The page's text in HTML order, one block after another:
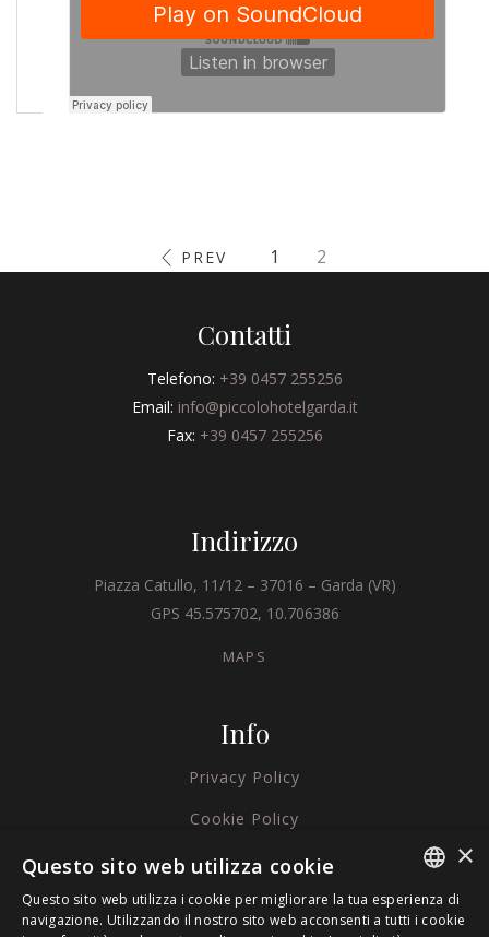
PREV 1 2
Contatti
Telefono: +39 0457 255256
Email: info@piccolohotelgarda.it
Fax: +39 0457 255256
Indirizzo
Piazza Catullo, 11/12 – 37016 – Garda (VR)
GPS 45.575702, 10.706386
MAPS
Info
Privacy Policy
Cookie Policy
Credits
ITALIAN
×
Questo sito web utilizza cookie
Questo sito web utilizza i cookie per migliorare la tua esperienza di
navigazione. Utilizzando il nostro sito web acconsenti a tutti i cookie